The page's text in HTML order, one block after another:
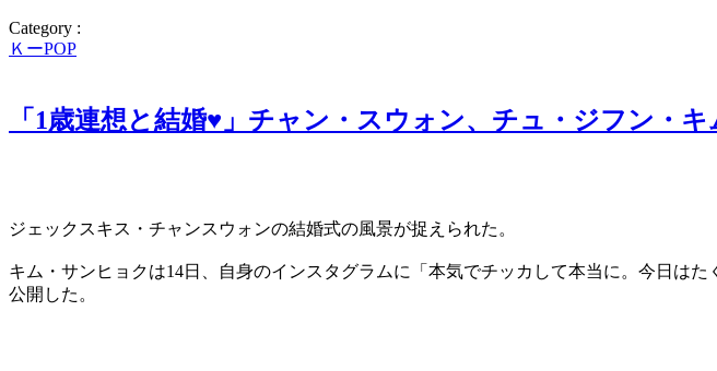
Category :
ＫーPOP
「1歳連想と結婚♥」チャン・スウォン、チュ・ジフン・
ジェックスキス・チャンスウォンの結婚式の風景が捉えられた。
キム・サンヒョクは14日、自身のインスタグラムに「本気でチッカして本当に。今日は
公開した。